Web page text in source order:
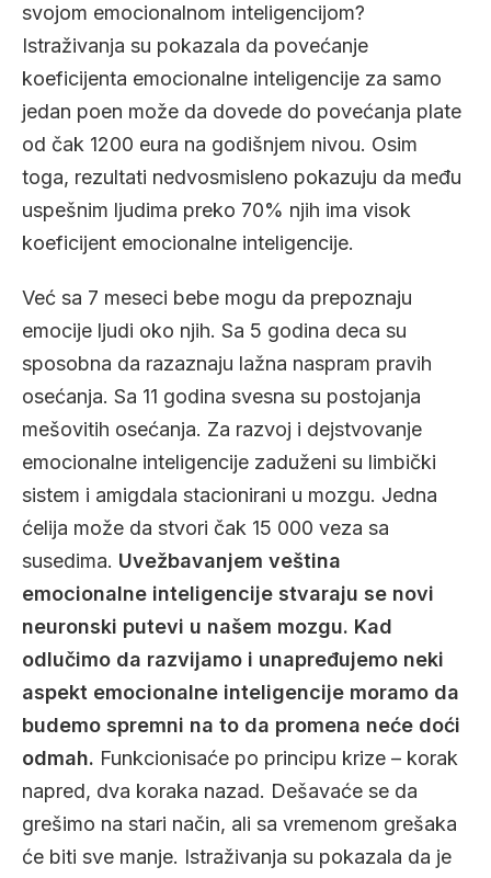
svojom emocionalnom inteligencijom?
Istraživanja su pokazala da povećanje
koeficijenta emocionalne inteligencije za samo
jedan poen može da dovede do povećanja plate
od čak 1200 eura na godišnjem nivou. Osim
toga, rezultati nedvosmisleno pokazuju da među
uspešnim ljudima preko 70% njih ima visok
koeficijent emocionalne inteligencije.
Već sa 7 meseci bebe mogu da prepoznaju
emocije ljudi oko njih. Sa 5 godina deca su
sposobna da razaznaju lažna naspram pravih
osećanja. Sa 11 godina svesna su postojanja
mešovitih osećanja. Za razvoj i dejstvovanje
emocionalne inteligencije zaduženi su limbički
sistem i amigdala stacionirani u mozgu. Jedna
ćelija može da stvori čak 15 000 veza sa
susedima. Uvežbavanjem veština
emocionalne inteligencije stvaraju se novi
neuronski putevi u našem mozgu. Kad
odlučimo da razvijamo i unapređujemo neki
aspekt emocionalne inteligencije moramo da
budemo spremni na to da promena neće doći
odmah. Funkcionisaće po principu krize – korak
napred, dva koraka nazad. Dešavaće se da
grešimo na stari način, ali sa vremenom grešaka
će biti sve manje. Istraživanja su pokazala da je